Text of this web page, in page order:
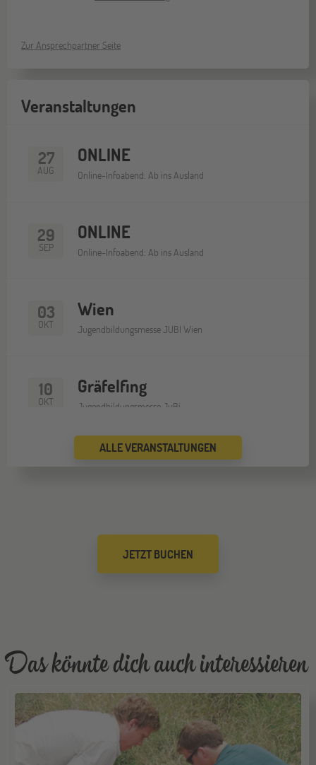
Zur Ansprechpartner Seite
Veranstaltungen
27
AUG
ONLINE
Online-Infoabend: Ab ins Ausland
29
SEP
ONLINE
Online-Infoabend: Ab ins Ausland
03
OKT
Wien
Jugendbildungsmesse JUBI Wien
10
OKT
Gräfelfing
Jugendbildungsmesse JuBi
ALLE VERANSTALTUNGEN
JETZT BUCHEN
Das könnte dich auch interessieren